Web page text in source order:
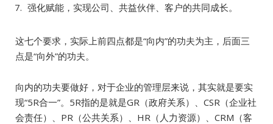
强化赋能，实现公司、共益伙伴、客户的共同成长。
这七个要求，实际上前四点都是“向内”的功夫为主，后面三
点是“向外”的功夫。
向内的功夫要做好，对于企业的管理层来说，其实就是要实
现“5R合一”。5R指的是就是GR（政府关系）、CSR（企业社
会责任）、PR（公共关系）、HR（人力资源）、CRM（客